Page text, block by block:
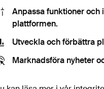
Anpassa funktioner och
plattformen.
Utveckla och förbättra
Marknadsföra nyheter